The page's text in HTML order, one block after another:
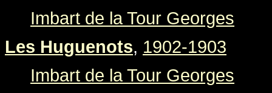
Imbart de la Tour Georges
Les Huguenots, 1902-1903
Imbart de la Tour Georges